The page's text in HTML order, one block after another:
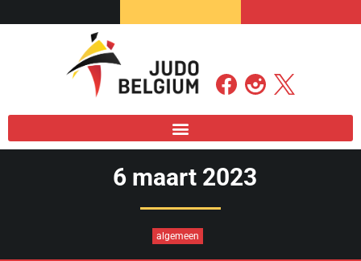
6 maart 2023
algemeen